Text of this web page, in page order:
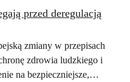
przed deregulacją
zmiany w przepisach
zdrowia ludzkiego i
na bezpieczniejsze,